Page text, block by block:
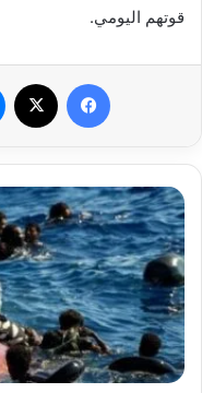
قوتهم اليومي.
فيسبوك